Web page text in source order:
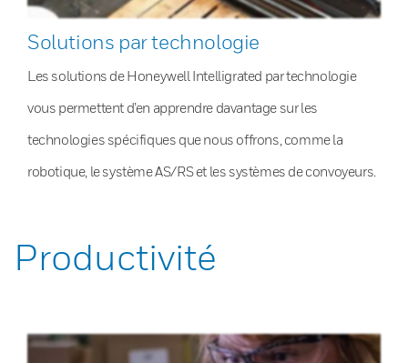
Solutions par technologie
Les solutions de Honeywell Intelligrated par technologie
vous permettent d’en apprendre davantage sur les
technologies spécifiques que nous offrons, comme la
robotique, le système AS/RS et les systèmes de convoyeurs.
Productivité